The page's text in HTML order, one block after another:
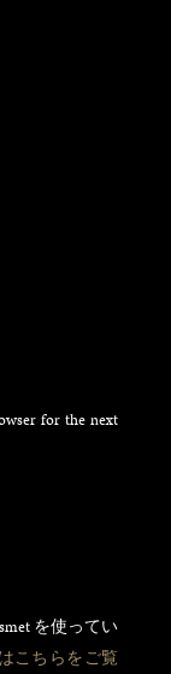
for the next
を使ってい
こちらをご覧